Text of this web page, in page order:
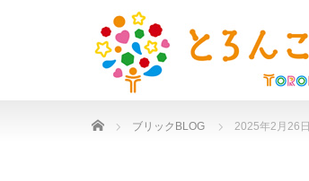
Home ブリックBLOG 2025年2月26